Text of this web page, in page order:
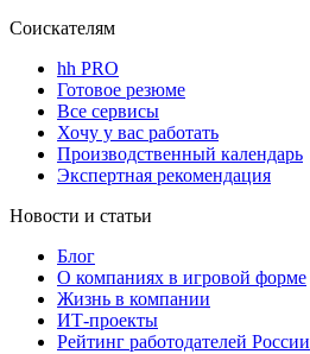
Соискателям
hh PRO
Готовое резюме
Все сервисы
Хочу у вас работать
Производственный календарь
Экспертная рекомендация
Новости и статьи
Блог
О компаниях в игровой форме
Жизнь в компании
ИТ-проекты
Рейтинг работодателей России